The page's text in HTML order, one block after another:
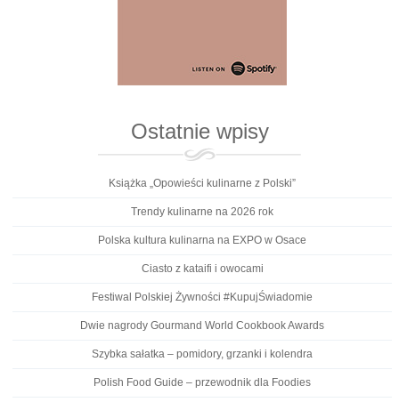
Ostatnie wpisy
Książka „Opowieści kulinarne z Polski”
Trendy kulinarne na 2026 rok
Polska kultura kulinarna na EXPO w Osace
Ciasto z kataifi i owocami
Festiwal Polskiej Żywności #KupujŚwiadomie
Dwie nagrody Gourmand World Cookbook Awards
Szybka sałatka – pomidory, grzanki i kolendra
Polish Food Guide – przewodnik dla Foodies